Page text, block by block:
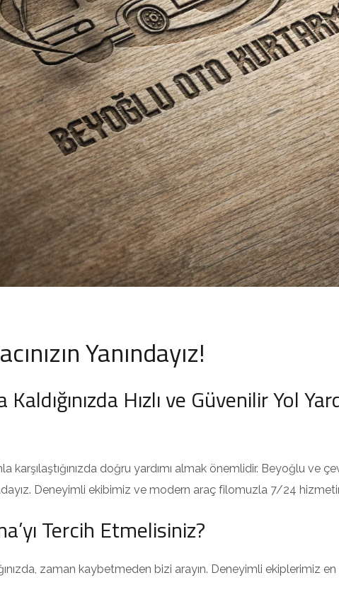
Yanındayız!
Hızlı ve Güvenilir Yol
karşılaştığınızda doğru yardımı almak önemlidir. Beyoğlu
Deneyimli ekibimiz ve modern araç filomuzla 7/24
Tercih Etmelisiniz?
zaman kaybetmeden bizi arayın. Deneyimli ekiplerimiz